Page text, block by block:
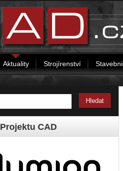
Aktuality Strojírenství
Projektu CAD